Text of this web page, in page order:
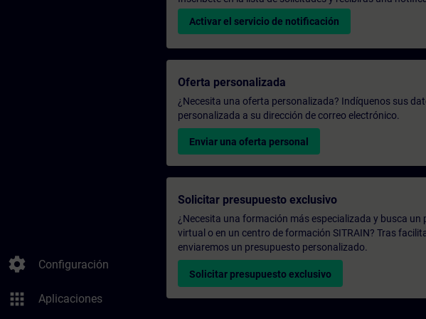
settings Configuración
apps Aplicaciones
Activar el servicio de notificación
Oferta personalizada
¿Necesita una oferta personalizada? Indíquenos sus
personalizada a su dirección de correo electrónico.
Enviar una oferta personal
Solicitar presupuesto exclusivo
¿Necesita una formación más especializada y busca
virtual o en un centro de formación SITRAIN? Tras
enviaremos un presupuesto personalizado.
Solicitar presupuesto exclusivo